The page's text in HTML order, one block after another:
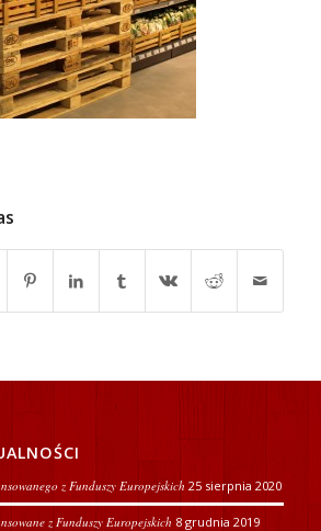
z Funduszy Europejskich 25 sierpnia 2020
z Funduszy Europejskich 8 grudnia 2019